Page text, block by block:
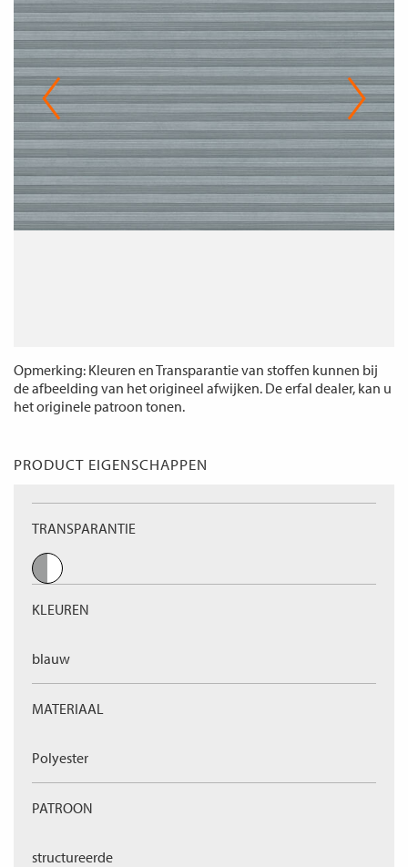
Opmerking: Kleuren en Transparantie van stoffen kunnen bij
de afbeelding van het origineel afwijken. De erfal dealer, kan u
het originele patroon tonen.
PRODUCT EIGENSCHAPPEN
TRANSPARANTIE
KLEUREN
blauw
MATERIAAL
Polyester
PATROON
structureerde